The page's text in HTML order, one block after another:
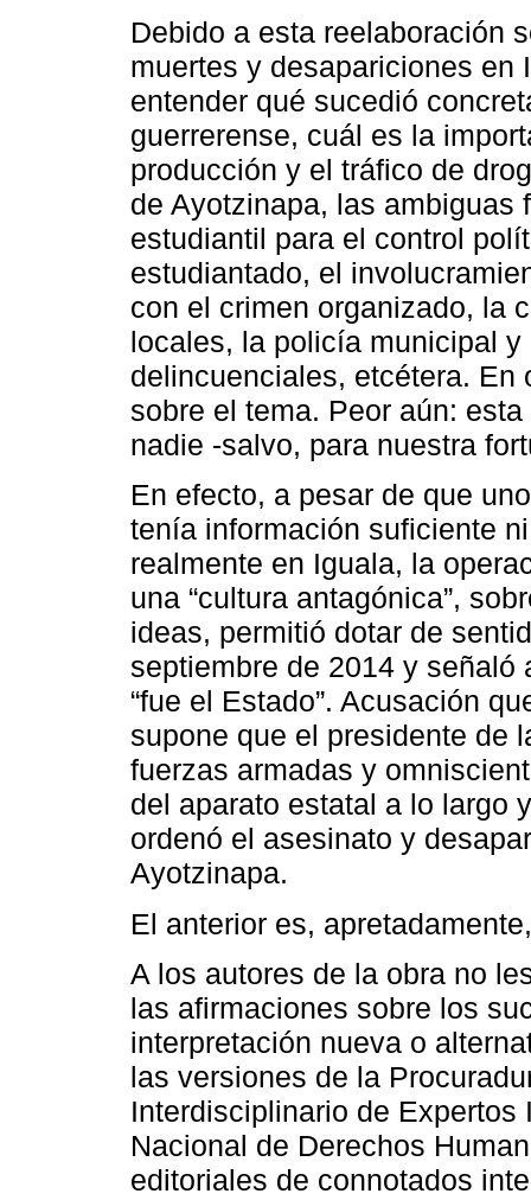
Debido a esta reelaboración
muertes y desapariciones
entender qué sucedió
guerrerense, cuál es la
producción y el tráfico de
de Ayotzinapa, las ambiguas
estudiantil para el control
estudiantado, el
con el crimen organizado, la
locales, la policía municipal
delincuenciales, etcétera. En
sobre el tema. Peor aún:
nadie -salvo, para nuestra
En efecto, a pesar de que
tenía información suficiente
realmente en Iguala, la
una “cultura antagónica”,
ideas, permitió dotar de
septiembre de 2014 y
“fue el Estado”. Acusación
supone que el presidente de
fuerzas armadas y
del aparato estatal a lo largo
ordenó el asesinato y
Ayotzinapa.
El anterior es,
A los autores de la obra no
las afirmaciones sobre los
interpretación nueva o
las versiones de la
Interdisciplinario de
Nacional de Derechos
editoriales de connotados